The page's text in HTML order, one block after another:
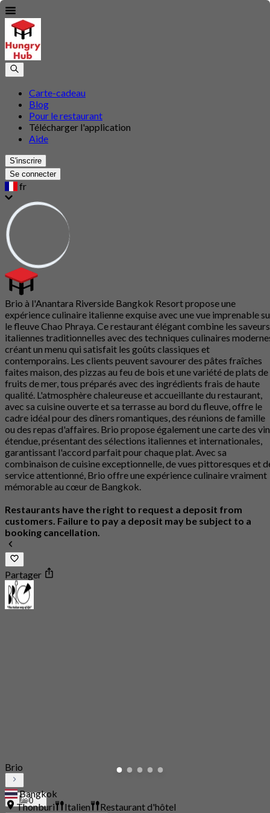
Carte-cadeau
Blog
Pour le restaurant
Télécharger l'application
Aide
S'inscrire
Se connecter
fr
Brio à l'Anantara Riverside Bangkok Resort propose une
expérience culinaire italienne exquise avec une vue imprenable
le fleuve Chao Phraya. Ce restaurant élégant combine les saveurs
italiennes traditionnelles avec des techniques culinaires
créant un menu qui satisfait les goûts classiques et
contemporains. Les clients peuvent savourer des pâtes fraîches
faites maison, des pizzas au feu de bois et une variété de plats de
fruits de mer, tous préparés avec des ingrédients frais de haute
qualité. L'atmosphère chaleureuse et accueillante du restaurant,
avec sa cuisine ouverte et sa terrasse au bord du fleuve, offre le
cadre idéal pour des dîners romantiques, des réunions de famille
ou des repas d'affaires. Brio propose également une carte des
étendue, présentant des sélections italiennes et internationales,
garantissant l'accord parfait pour chaque plat. Avec sa
combinaison de cuisine exceptionnelle, de vues pittoresques et
service attentionné, Brio offre une expérience culinaire vraiment
mémorable au cœur de Bangkok.
Restaurants have the right to request a deposit from
customers. Failure to pay a deposit may be subject to a
booking cancellation.
Partager
0
Brio
Bangkok
Thonburi
Italien Restaurant d'hôtel